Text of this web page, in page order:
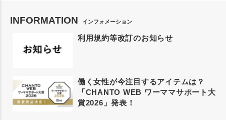
INFORMATION インフォメーション
利用規約等改訂のお知らせ
働く女性が今注目するアイテムは？
「CHANTO WEB ワーママサポート大
賞2026」発表！